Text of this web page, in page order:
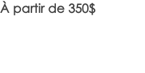
À partir de 350$